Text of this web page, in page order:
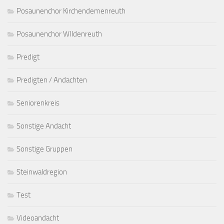
Posaunenchor Kirchendemenreuth
Posaunenchor WIldenreuth
Predigt
Predigten / Andachten
Seniorenkreis
Sonstige Andacht
Sonstige Gruppen
Steinwaldregion
Test
Videoandacht